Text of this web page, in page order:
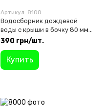
Артикул: 8100
Водосборник дождевой
воды с крыши в бочку 80 мм
Bass Polska 8100
390 грн/шт.
Купить